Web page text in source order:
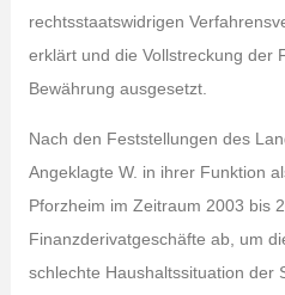
rechtsstaatswidrigen
erklärt und die Vollstreckung der
Bewährung ausgesetzt.
Nach den Feststellungen des
Angeklagte W. in ihrer Funktion
Pforzheim im Zeitraum 2003 bis
Finanzderivatgeschäfte ab, um
schlechte Haushaltssituation der